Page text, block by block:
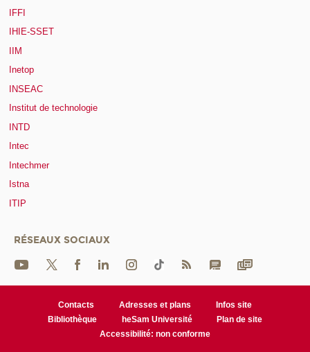
IFFI
IHIE-SSET
IIM
Inetop
INSEAC
Institut de technologie
INTD
Intec
Intechmer
Istna
ITIP
RÉSEAUX SOCIAUX
Contacts Adresses et plans
Infos site
Bibliothèque
heSam Université
Plan de site
Accessibilité: non conforme